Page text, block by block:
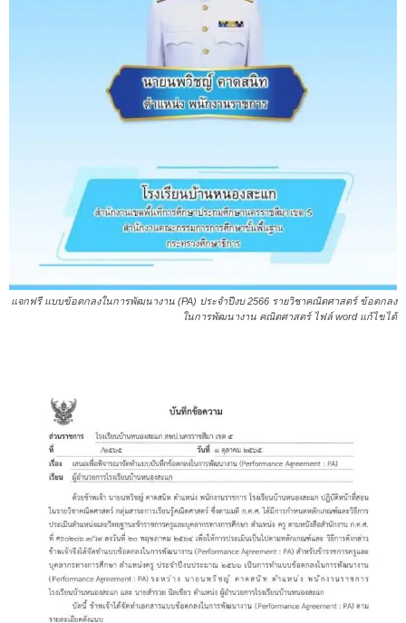
แจกฟรี แบบข้อตกลงในการพัฒนางาน (PA) ประจำปีงบ 2566 รายวิชาคณิตศาสตร์ ข้อตกลง
ในการพัฒนางาน คณิตศาสตร์ ไฟล์ word แก้ไขได้